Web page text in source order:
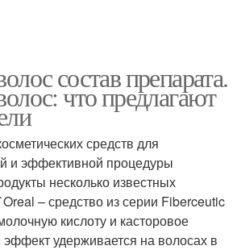
состав препарата.
что предлагают
средств для
и эффективной процедуры
несколько известных
– средство из серии Fiberceutic
кислоту и касторовое
удерживается на волосах в